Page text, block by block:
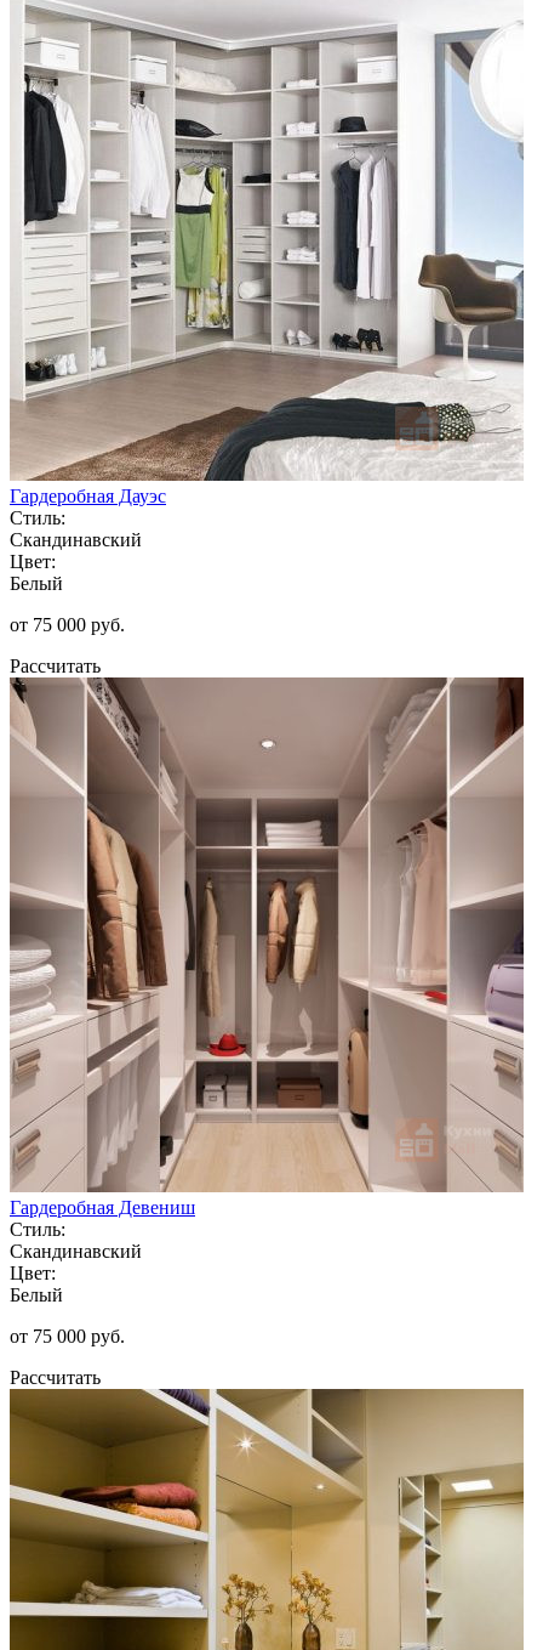
Гардеробная Дауэс
Стиль:
Скандинавский
Цвет:
Белый
от 75 000 руб.
Рассчитать
Гардеробная Девениш
Стиль:
Скандинавский
Цвет:
Белый
от 75 000 руб.
Рассчитать